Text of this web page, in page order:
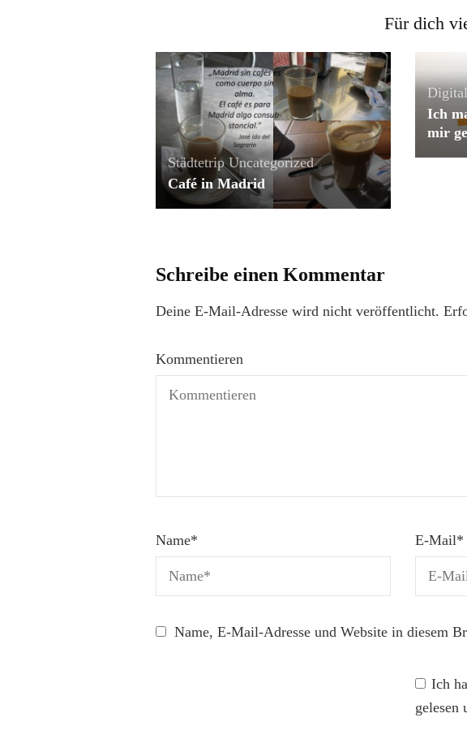
Für dich
Städtetrip Uncategorized
Café in Madrid
Ich
mir
Schreibe einen Kommentar
Deine E-Mail-Adresse wird nicht veröffentlicht.
Kommentieren
Name* E-Mail*
Name, E-Mail-Adresse und Website in diesem
Ich
gelesen